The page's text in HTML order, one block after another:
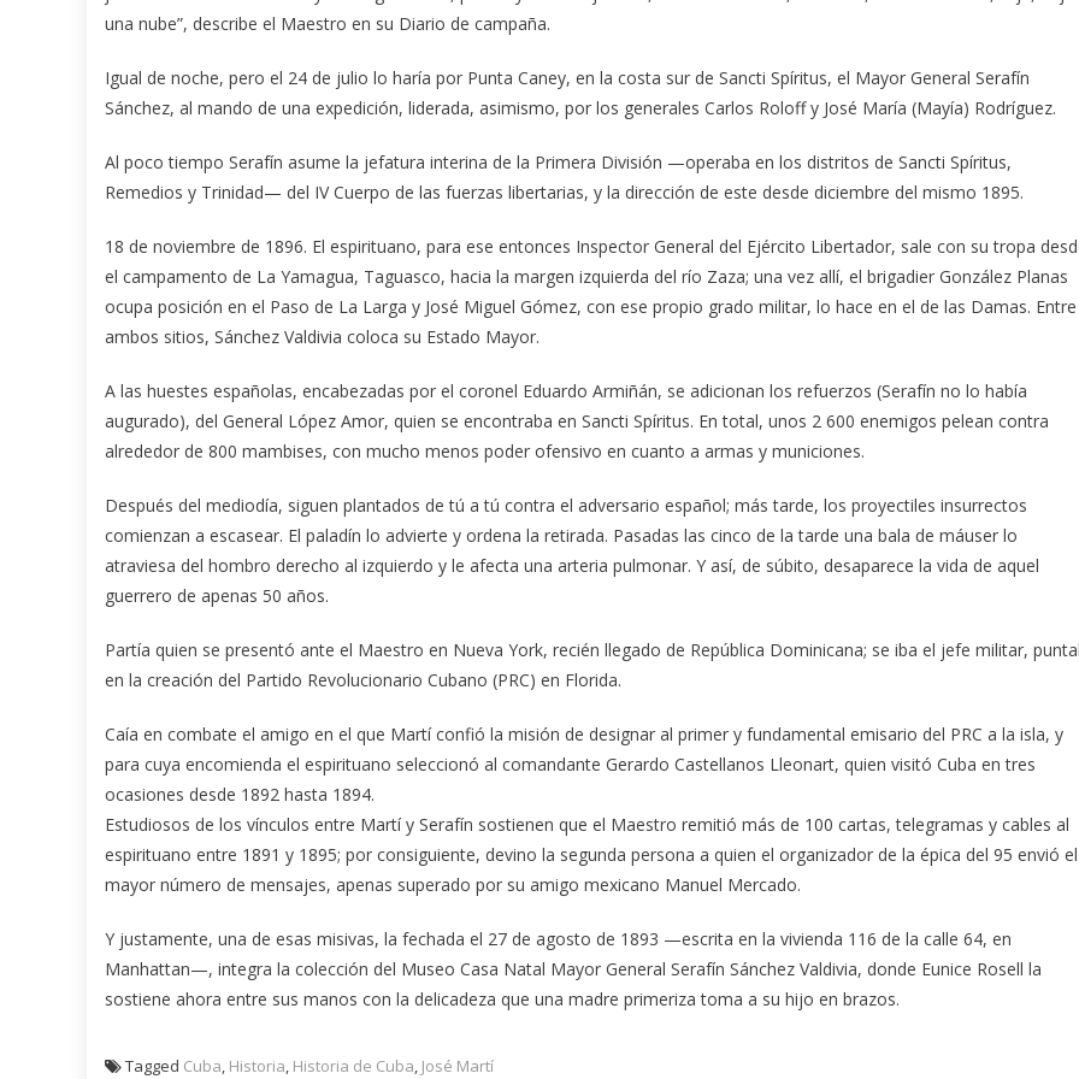
una nube”, describe el Maestro en su Diario de campaña.
Igual de noche, pero el 24 de julio lo haría por Punta Caney, en la costa sur de Sancti Spíritus, el Mayor General Serafín
Sánchez, al mando de una expedición, liderada, asimismo, por los generales Carlos Roloff y José María (Mayía) Rodríguez.
Al poco tiempo Serafín asume la jefatura interina de la Primera División —operaba en los distritos de Sancti Spíritus,
Remedios y Trinidad— del IV Cuerpo de las fuerzas libertarias, y la dirección de este desde diciembre del mismo 1895.
18 de noviembre de 1896. El espirituano, para ese entonces Inspector General del Ejército Libertador, sale con su tropa
el campamento de La Yamagua, Taguasco, hacia la margen izquierda del río Zaza; una vez allí, el brigadier González Planas
ocupa posición en el Paso de La Larga y José Miguel Gómez, con ese propio grado militar, lo hace en el de las Damas. Entre
ambos sitios, Sánchez Valdivia coloca su Estado Mayor.
A las huestes españolas, encabezadas por el coronel Eduardo Armiñán, se adicionan los refuerzos (Serafín no lo había
augurado), del General López Amor, quien se encontraba en Sancti Spíritus. En total, unos 2 600 enemigos pelean contra
alrededor de 800 mambises, con mucho menos poder ofensivo en cuanto a armas y municiones.
Después del mediodía, siguen plantados de tú a tú contra el adversario español; más tarde, los proyectiles insurrectos
comienzan a escasear. El paladín lo advierte y ordena la retirada. Pasadas las cinco de la tarde una bala de máuser lo
atraviesa del hombro derecho al izquierdo y le afecta una arteria pulmonar. Y así, de súbito, desaparece la vida de aquel
guerrero de apenas 50 años.
Partía quien se presentó ante el Maestro en Nueva York, recién llegado de República Dominicana; se iba el jefe militar,
en la creación del Partido Revolucionario Cubano (PRC) en Florida.
Caía en combate el amigo en el que Martí confió la misión de designar al primer y fundamental emisario del PRC a la isla, y
para cuya encomienda el espirituano seleccionó al comandante Gerardo Castellanos Lleonart, quien visitó Cuba en tres
ocasiones desde 1892 hasta 1894.
Estudiosos de los vínculos entre Martí y Serafín sostienen que el Maestro remitió más de 100 cartas, telegramas y cables al
espirituano entre 1891 y 1895; por consiguiente, devino la segunda persona a quien el organizador de la épica del 95 envió el
mayor número de mensajes, apenas superado por su amigo mexicano Manuel Mercado.
Y justamente, una de esas misivas, la fechada el 27 de agosto de 1893 —escrita en la vivienda 116 de la calle 64, en
Manhattan—, integra la colección del Museo Casa Natal Mayor General Serafín Sánchez Valdivia, donde Eunice Rosell la
sostiene ahora entre sus manos con la delicadeza que una madre primeriza toma a su hijo en brazos.
Tagged Cuba, Historia, Historia de Cuba, José Martí